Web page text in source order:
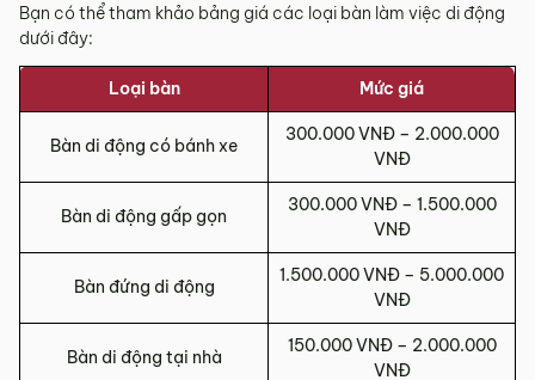
Bạn có thể tham khảo bảng giá các loại bàn làm việc di động
dưới đây:
Loại bàn Mức giá
Bàn di động có bánh xe
300.000 VNĐ – 2.000.000
VNĐ
Bàn di động gấp gọn
300.000 VNĐ – 1.500.000
VNĐ
Bàn đứng di động
1.500.000 VNĐ – 5.000.000
VNĐ
Bàn di động tại nhà
150.000 VNĐ – 2.000.000
VNĐ